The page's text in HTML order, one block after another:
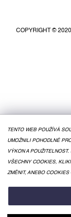
TENTO WEB POUŽÍVÁ
UMOŽNILI POHODLNÉ
VÝKON A
VŠECHNY COOKIES,
ZMĚNIT, ANEBO COOKIES
COPYRIGHT ©